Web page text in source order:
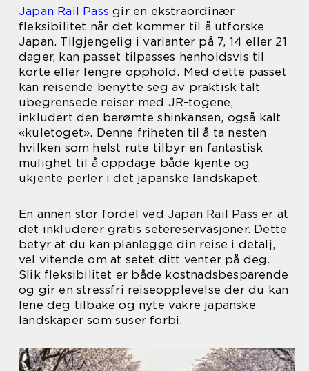
Japan Rail Pass gir en ekstraordinær
fleksibilitet når det kommer til å utforske
Japan. Tilgjengelig i varianter på 7, 14 eller 21
dager, kan passet tilpasses henholdsvis til
korte eller lengre opphold. Med dette passet
kan reisende benytte seg av praktisk talt
ubegrensede reiser med JR-togene,
inkludert den berømte shinkansen, også kalt
«kuletoget». Denne friheten til å ta nesten
hvilken som helst rute tilbyr en fantastisk
mulighet til å oppdage både kjente og
ukjente perler i det japanske landskapet.
En annen stor fordel ved Japan Rail Pass er at
det inkluderer gratis setereservasjoner. Dette
betyr at du kan planlegge din reise i detalj,
vel vitende om at setet ditt venter på deg.
Slik fleksibilitet er både kostnadsbesparende
og gir en stressfri reiseopplevelse der du kan
lene deg tilbake og nyte vakre japanske
landskaper som suser forbi.